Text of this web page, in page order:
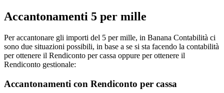
Accantonamenti 5 per mille
Per accantonare gli importi del 5 per mille, in Banana Contabilità ci
sono due situazioni possibili, in base a se si sta facendo la contabilità
per ottenere il Rendiconto per cassa oppure per ottenere il
Rendiconto gestionale:
Accantonamenti con Rendiconto per cassa